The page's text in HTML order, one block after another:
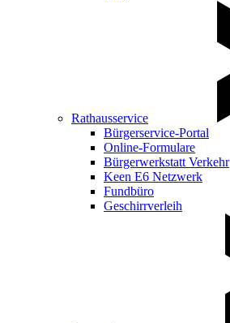
Rathausservice
Bürgerservice-Portal
Online-Formulare
Bürgerwerkstatt Verkehr
Keen E6 Netzwerk
Fundbüro
Geschirrverleih